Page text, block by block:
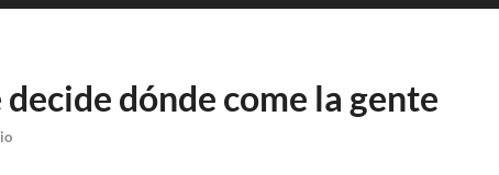
dónde come la gente